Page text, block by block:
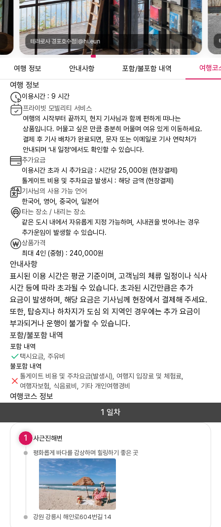
테라로사 경포호수점|@hi.eun
여행 정보 안내사항 포함/불포함 내역 여행코
여행 정보
이용시간 : 9 시간
프라이빗 모빌리티 서비스
여행의 시작부터 끝까지, 현지 기사님과 함께 편하게 떠나는
상품입니다. 머물고 싶은 만큼 충분히 머물며 여유 있게 이동하세요.
결제 후 기사 배차가 완료되면, 문자 또는 이메일로 기사 연락처가
안내되며 ‘내 일정’에서도 확인할 수 있습니다.
추가요금
이용시간 초과 시 추가요금 : 시간당 25,000원 (현장결제)
톨게이트 비용 및 주차요금 발생시 : 해당 금액 (현장결제)
기사님의 사용 가능 언어
한국어, 영어, 중국어, 일본어
타는 장소 / 내리는 장소
같은 도시 내에서 자유롭게 지정 가능하며, 시내권을 벗어나는 경우
추가운임이 발생할 수 있습니다.
상품가격
최대 4인 (중형) : 240,000원
안내사항
표시된 이용 시간은 평균 기준이며, 고객님의 체류 일정이나 식사
시간 등에 따라 초과될 수 있습니다. 초과된 시간만큼은 추가
요금이 발생하며, 해당 요금은 기사님께 현장에서 결제해 주세요.
또한, 탑승지나 하차지가 도심 외 지역인 경우에는 추가 요금이
부과되거나 운행이 불가할 수 있습니다.
포함/불포함 내역
포함 내역
택시요금, 주유비
불포함 내역
톨게이트 비용 및 주차요금(발생시), 여행지 입장료 및 체험료,
여행자보험, 식음료비, 기타 개인여행경비
여행코스 정보
1 일차
1 사근진해변
평화롭게 바다를 감상하며 힐링하기 좋은 곳
강원 강릉시 해안로604번길 14